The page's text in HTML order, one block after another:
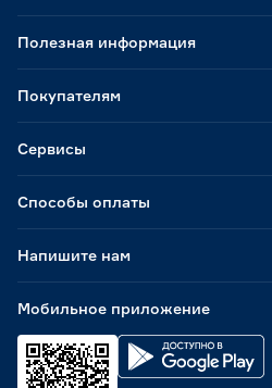
Способы оплаты
Мобильное приложение
Полезная информация
Покупателям
Сервисы
Напишите нам